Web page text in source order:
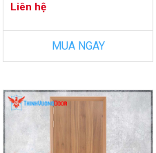
Liên hệ
MUA NGAY